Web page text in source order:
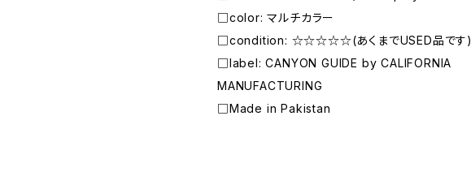
□color: マルチカラー
□condition: ☆☆☆☆☆(あくまでUSED品です)
□label: CANYON GUIDE by CALIFORNIA
MANUFACTURING
□Made in Pakistan